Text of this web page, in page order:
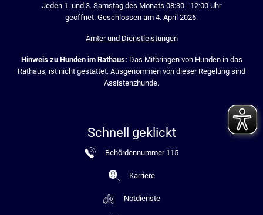
Jeden 1. und 3. Samstag des Monats 08:30 - 12:00 Uhr
geöffnet. Geschlossen am 4. April 2026.
Ämter und Dienstleistungen
Hinweis zu Hunden im Rathaus: Das Mitbringen von Hunden in das
Rathaus, ist nicht gestattet. Ausgenommen von dieser Regelung sind
Assistenzhunde.
Schnell geklickt
Behördennummer 115
Karriere
Notdienste